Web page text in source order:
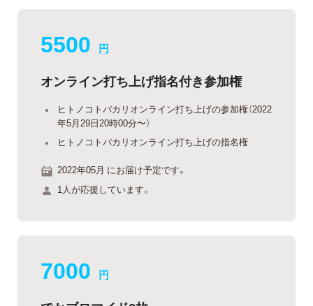
5500 円
オンライン打ち上げ指名付き参加権
ヒトノコトバカリオンライン打ち上げの参加権（2022
年5月29日20時00分〜）
ヒトノコトバカリオンライン打ち上げの指名権
2022年05月 にお届け予定です。
1人が応援しています。
7000 円